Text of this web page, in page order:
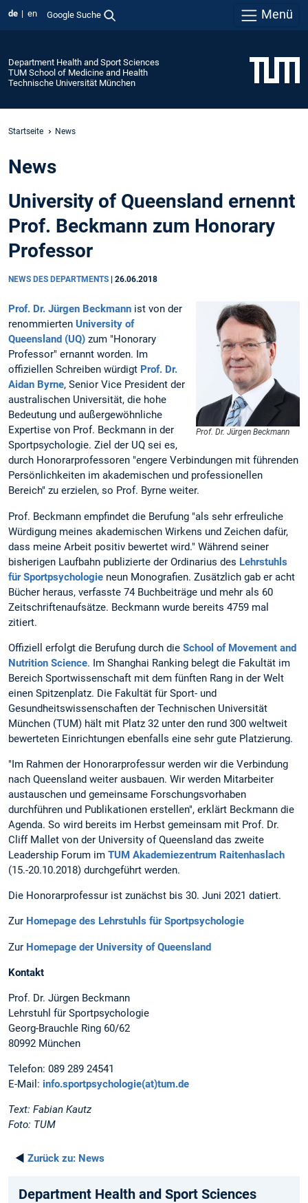
de en Google Suche Menü
Department Health and Sport Sciences
TUM School of Medicine and Health
Technische Universität München
Startseite News
News
University of Queensland ernennt
Prof. Beckmann zum Honorary
Professor
NEWS DES DEPARTMENTS 26.06.2018
Prof. Dr. Jürgen Beckmann
Prof. Dr. Jürgen Beckmann ist von der
renommierten University of
Queensland (UQ) zum "Honorary
Professor" ernannt worden. Im
offiziellen Schreiben würdigt Prof. Dr.
Aidan Byrne, Senior Vice President der
australischen Universität, die hohe
Bedeutung und außergewöhnliche
Expertise von Prof. Beckmann in der
Sportpsychologie. Ziel der UQ sei es,
durch Honorarprofessoren "engere Verbindungen mit führenden
Persönlichkeiten im akademischen und professionellen
Bereich" zu erzielen, so Prof. Byrne weiter.
Prof. Beckmann empfindet die Berufung "als sehr erfreuliche
Würdigung meines akademischen Wirkens und Zeichen dafür,
dass meine Arbeit positiv bewertet wird." Während seiner
bisherigen Laufbahn publizierte der Ordinarius des Lehrstuhls
für Sportpsychologie neun Monografien. Zusätzlich gab er acht
Bücher heraus, verfasste 74 Buchbeiträge und mehr als 60
Zeitschriftenaufsätze. Beckmann wurde bereits 4759 mal
zitiert.
Offiziell erfolgt die Berufung durch die School of Movement and
Nutrition Science. Im Shanghai Ranking belegt die Fakultät im
Bereich Sportwissenschaft mit dem fünften Rang in der Welt
einen Spitzenplatz. Die Fakultät für Sport- und
Gesundheitswissenschaften der Technischen Universität
München (TUM) hält mit Platz 32 unter den rund 300 weltweit
bewerteten Einrichtungen ebenfalls eine sehr gute Platzierung.
"Im Rahmen der Honorarprofessur werden wir die Verbindung
nach Queensland weiter ausbauen. Wir werden Mitarbeiter
austauschen und gemeinsame Forschungsvorhaben
durchführen und Publikationen erstellen", erklärt Beckmann die
Agenda. So wird bereits im Herbst gemeinsam mit Prof. Dr.
Cliff Mallet von der University of Queensland das zweite
Leadership Forum im TUM Akademiezentrum Raitenhaslach
(15.-20.10.2018) durchgeführt werden.
Die Honorarprofessur ist zunächst bis 30. Juni 2021 datiert.
Zur Homepage des Lehrstuhls für Sportpsychologie
Zur Homepage der University of Queensland
Kontakt
Prof. Dr. Jürgen Beckmann
Lehrstuhl für Sportpsychologie
Georg-Brauchle Ring 60/62
80992 München
Telefon: 089 289 24541
E-Mail: info.sportpsychologie(at)tum.de
Text: Fabian Kautz
Foto: TUM
◄ Zurück zu: News
Department Health and Sport Sciences